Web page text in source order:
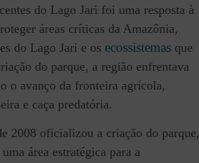
do Lago Jari foi uma resposta à
áreas críticas da Amazônia,
do Lago Jari e os ecossistemas que
do parque, a região enfrentava
o avanço da fronteira agrícola,
e caça predatória.
2008 oficializou a criação do parque,
área estratégica para a